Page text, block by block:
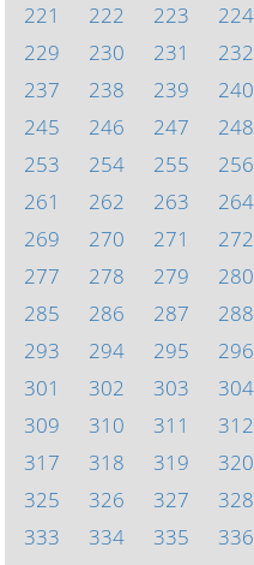
221
222 223 224
229
230 231 232
237
238 239 240
245
246 247 248
253
254 255 256
261
262 263 264
269
270 271 272
277
278 279 280
285
286 287 288
293
294 295 296
301
302 303 304
309
310 311 312
317
318 319 320
325
326 327 328
333
334 335 336